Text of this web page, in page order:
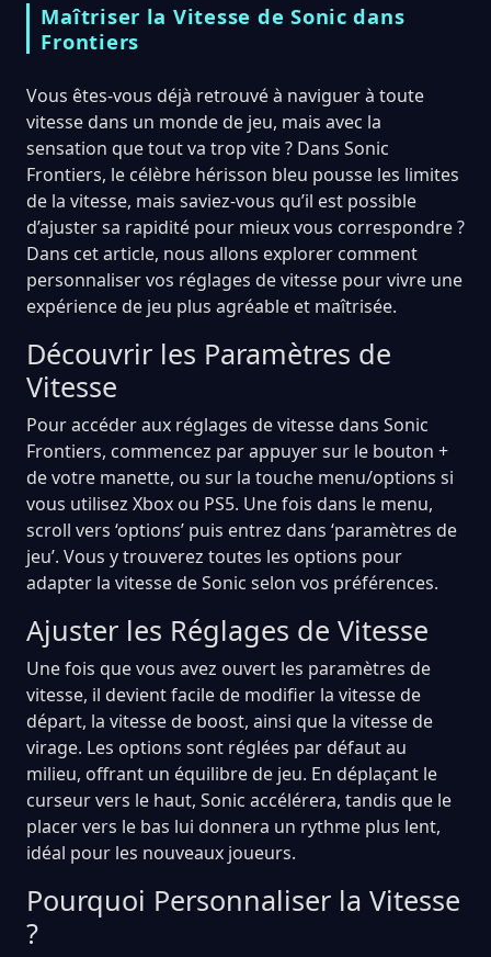
Maîtriser la Vitesse de Sonic dans
Frontiers
Vous êtes-vous déjà retrouvé à naviguer à toute
vitesse dans un monde de jeu, mais avec la
sensation que tout va trop vite ? Dans Sonic
Frontiers, le célèbre hérisson bleu pousse les limites
de la vitesse, mais saviez-vous qu’il est possible
d’ajuster sa rapidité pour mieux vous correspondre ?
Dans cet article, nous allons explorer comment
personnaliser vos réglages de vitesse pour vivre une
expérience de jeu plus agréable et maîtrisée.
Découvrir les Paramètres de
Vitesse
Pour accéder aux réglages de vitesse dans Sonic
Frontiers, commencez par appuyer sur le bouton +
de votre manette, ou sur la touche menu/options si
vous utilisez Xbox ou PS5. Une fois dans le menu,
scroll vers ‘options’ puis entrez dans ‘paramètres de
jeu’. Vous y trouverez toutes les options pour
adapter la vitesse de Sonic selon vos préférences.
Ajuster les Réglages de Vitesse
Une fois que vous avez ouvert les paramètres de
vitesse, il devient facile de modifier la vitesse de
départ, la vitesse de boost, ainsi que la vitesse de
virage. Les options sont réglées par défaut au
milieu, offrant un équilibre de jeu. En déplaçant le
curseur vers le haut, Sonic accélérera, tandis que le
placer vers le bas lui donnera un rythme plus lent,
idéal pour les nouveaux joueurs.
Pourquoi Personnaliser la Vitesse
?